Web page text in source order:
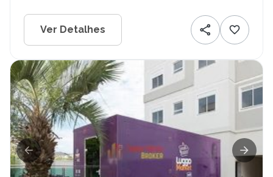
Ver Detalhes